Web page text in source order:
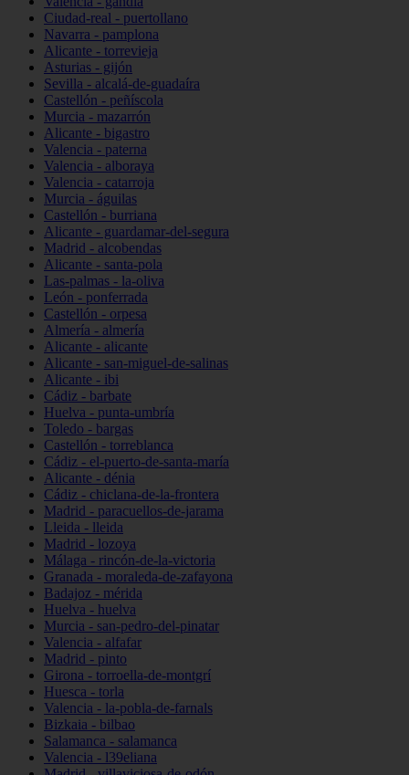
Ciudad-real - puertollano
Navarra - pamplona
Alicante - torrevieja
Asturias - gijón
Sevilla - alcalá-de-guadaíra
Castellón - peñíscola
Murcia - mazarrón
Alicante - bigastro
Valencia - paterna
Valencia - alboraya
Valencia - catarroja
Murcia - águilas
Castellón - burriana
Alicante - guardamar-del-segura
Madrid - alcobendas
Alicante - santa-pola
Las-palmas - la-oliva
León - ponferrada
Castellón - orpesa
Almería - almería
Alicante - alicante
Alicante - san-miguel-de-salinas
Alicante - ibi
Cádiz - barbate
Huelva - punta-umbría
Toledo - bargas
Castellón - torreblanca
Cádiz - el-puerto-de-santa-maría
Alicante - dénia
Cádiz - chiclana-de-la-frontera
Madrid - paracuellos-de-jarama
Lleida - lleida
Madrid - lozoya
Málaga - rincón-de-la-victoria
Granada - moraleda-de-zafayona
Badajoz - mérida
Huelva - huelva
Murcia - san-pedro-del-pinatar
Valencia - alfafar
Madrid - pinto
Girona - torroella-de-montgrí
Huesca - torla
Valencia - la-pobla-de-farnals
Bizkaia - bilbao
Salamanca - salamanca
Valencia - l39eliana